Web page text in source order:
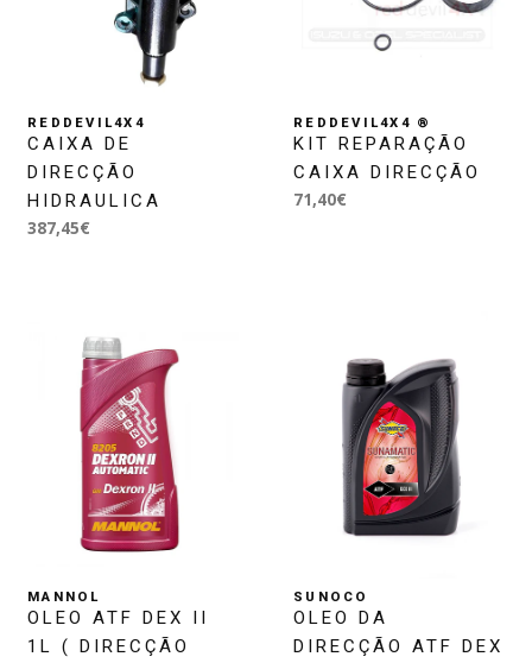
REDDEVIL4X4
CAIXA DE
DIRECÇÃO
HIDRAULICA
387,45€
REDDEVIL4X4 ®
KIT REPARAÇÃO
CAIXA DIRECÇÃO
71,40€
MANNOL
OLEO ATF DEX II
1L ( DIRECÇÃO
SUNOCO
OLEO DA
DIRECÇÃO ATF DEX